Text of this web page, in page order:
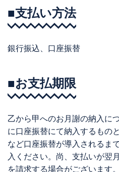
■支払い方法
銀行振込、口座振替
■お支払期限
乙から甲へのお月謝の納入に
に口座振替にて納入するもの
など口座振替が導入されるま
入ください。尚、支払いが翌
を請求する場合がございます